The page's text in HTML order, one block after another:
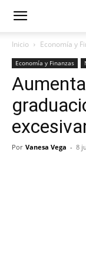
Inicio Economía y
Economía y Finanzas
Por Vanesa Vega - 8